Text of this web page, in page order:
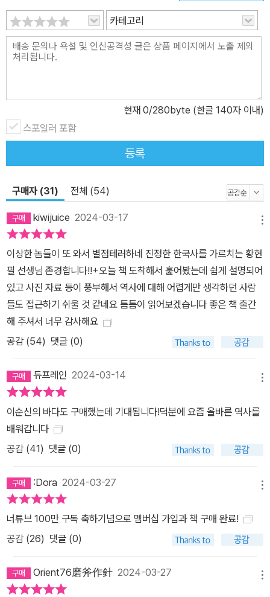
역사’이다. 인간으로서 자신이 살아가는 자국의 역사는 필수적으로
알아야 한다. 과거의 역사와 요즘의 역사를 통해 미래를 어떻게 바라
보며 살아갈지 결정하고 싶다면 이 책을 읽어 보라. 『요즘 역사』를 통
해 진일보한 삶을 살아갈 수 있을 것이다.
카테고리
현재 0/280byte (한글 140자 이내)
스포일러 포함
등록
구매자 (31) 전체 (54)
kiwijuice 2024-03-17
이상한 놈들이 또 와서 별점테러하네 진정한 한국사를 가르치는 황현
필 선생님 존경합니다!!+오늘 책 도착해서 훑어봤는데 쉽게 설명되어
있고 사진 자료 등이 풍부해서 역사에 대해 어렵게만 생각하던 사람
들도 접근하기 쉬울 것 같네요 틈틈이 읽어보겠습니다 좋은 책 출간
해 주셔서 너무 감사해요
공감 (54) 댓글 (0)
듀프레인 2024-03-14
이순신의 바다도 구매했는데 기대됩니다!덕분에 요즘 올바른 역사를
배워갑니다
공감 (41) 댓글 (0)
:Dora 2024-03-27
너튜브 100만 구독 축하기념으로 멤버십 가입과 책 구매 완료!
공감 (26) 댓글 (0)
Orient76磨斧作針 2024-03-27